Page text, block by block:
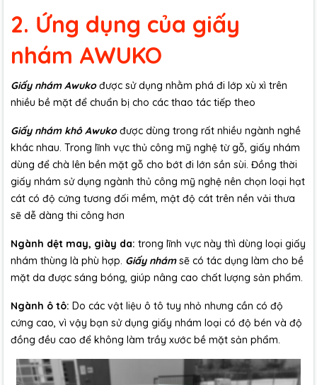
2. Ứng dụng của giấy
nhám AWUKO
Giấy nhám Awuko được sử dụng nhằm phá đi lớp xù xì trên
nhiều bề mặt để chuẩn bị cho các thao tác tiếp theo
Giấy nhám khô Awukođược dùng trong rất nhiều ngành nghề
khác nhau. Trong lĩnh vực thủ công mỹ nghệ từ gỗ, giấy nhám
dùng để chà lên bền mặt gỗ cho bớt đi lớn sần sùi. Đồng thời
giấy nhám sử dụng ngành thủ công mỹ nghệ nên chọn loại hạt
cát có độ cứng tương đối mềm, mật độ cát trên nền vải thưa
sẽ dễ dàng thi công hơn
Ngành dệt may, giày da: trong lĩnh vực này thì dùng loại giấy
nhám thùng là phù hợp. Giấy nhámsẽ có tác dụng làm cho bề
mặt da được sáng bóng, giúp nâng cao chất lượng sản phẩm.
Ngành ô tô: Do các vật liệu ô tô tuy nhỏ nhưng cần có độ
cứng cao, vì vậy bạn sử dụng giấy nhám loại có độ bén và độ
đồng đều cao để không làm trầy xước bề mặt sản phẩm.